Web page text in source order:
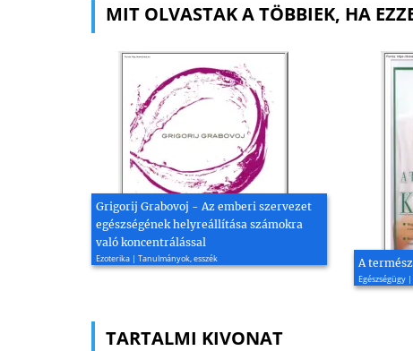
MIT OLVASTAK A TÖBBIEK, HA
Grigorij Grabovoj - Az emberi szervezet
egészségének helyreállítása számokra
való koncentrálással
Ezoterika | Tanulmányok, esszék A
Egészségügy
TARTALMI KIVONAT